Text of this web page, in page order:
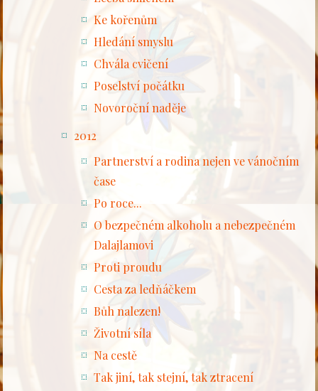
Ke kořenům
Hledání smyslu
Chvála cvičení
Poselství počátku
Novoroční naděje
2012
Partnerství a rodina nejen ve vánočním
čase
Po roce...
O bezpečném alkoholu a nebezpečném
Dalajlamovi
Proti proudu
Cesta za ledňáčkem
Bůh nalezen!
Životní síla
Na cestě
Tak jiní, tak stejní, tak ztracení